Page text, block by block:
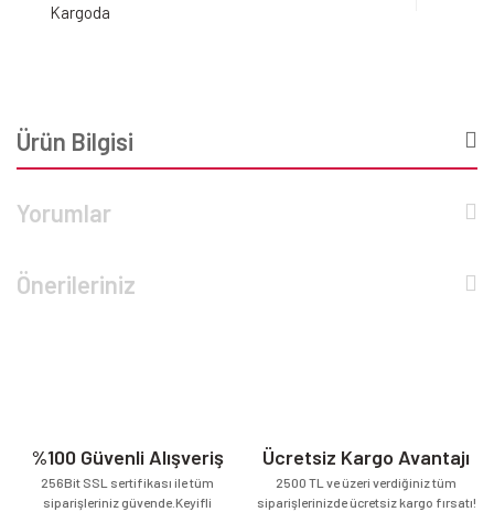
Kargoda
Ürün Bilgisi
Yorumlar
Önerileriniz
%100 Güvenli Alışveriş
256Bit SSL sertifikası ile tüm
siparişleriniz güvende.Keyifli
Ücretsiz Kargo Avantajı
2500 TL ve üzeri verdiğiniz tüm
siparişlerinizde ücretsiz kargo fırsatı!